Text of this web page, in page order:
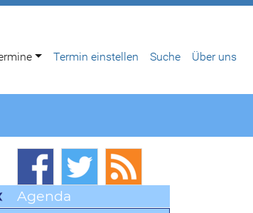
Termin einstellen Suche Über uns
Agenda